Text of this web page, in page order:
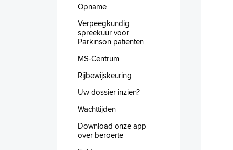
Opname
Verpeegkundig
spreekuur voor
Parkinson patiënten
MS-Centrum
Rijbewijskeuring
Uw dossier inzien?
Wachttijden
Download onze app
over beroerte